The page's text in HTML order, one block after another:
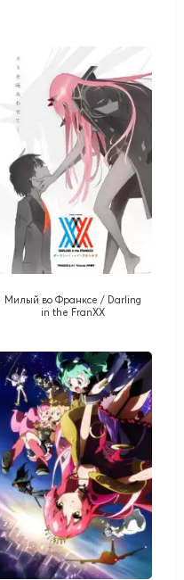
Милый во Франксе / Darling
in the FranXX